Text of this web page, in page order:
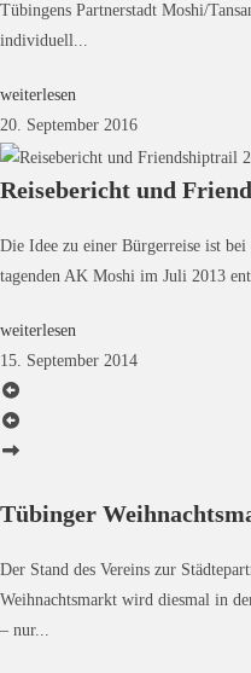
Tübingens Partnerstadt Moshi/
individuell...
weiterlesen
20. September 2016
Reisebericht und
Die Idee zu einer Bürgerreise ist
tagenden AK Moshi im Juli 2013
weiterlesen
15. September 2014
Tübinger
Der Stand des Vereins zur
Weihnachtsmarkt wird diesmal in
– nur...